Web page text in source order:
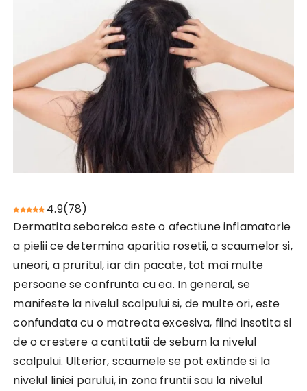
4.9(78)
Dermatita seboreica este o afectiune inflamatorie
a pielii ce determina aparitia rosetii, a scaumelor si,
uneori, a pruritul, iar din pacate, tot mai multe
persoane se confrunta cu ea. In general, se
manifeste la nivelul scalpului si, de multe ori, este
confundata cu o matreata excesiva, fiind insotita si
de o crestere a cantitatii de sebum la nivelul
scalpului. Ulterior, scaumele se pot extinde si la
nivelul liniei parului, in zona fruntii sau la nivelul